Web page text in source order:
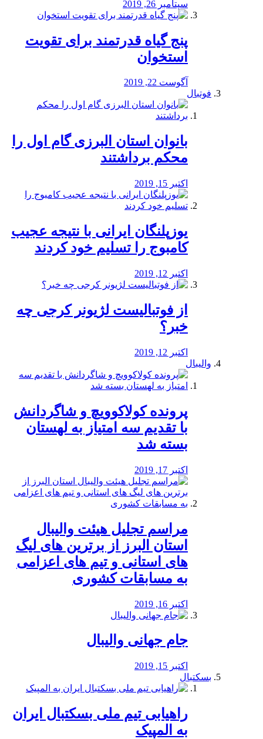
سپتامبر 26, 2019
پنج گیاه قدرتمند برای تقویت
استخوان
آگوست 22, 2019
فوتبال
بانوان استان البرزی گام اول را
محكم برداشتند
اکتبر 15, 2019
یوزپلنگان ایرانی با نتیجه عجیب
کامبوج را تسلیم خود کردند
اکتبر 12, 2019
از فوتبالیست لژیونر کرجی چه
خبر؟
اکتبر 12, 2019
والیبال
پرونده کولاکوویچ و شاگردانش
با تقدیم سه امتیاز به لهستان
بسته شد
اکتبر 17, 2019
مراسم تجلیل هیئت والیبال
استان البرز از برترین های لیگ
های استانی و تیم های اعزامی
به مسابقات کشوری
اکتبر 16, 2019
جام جهانی والیبال
اکتبر 15, 2019
بسکتبال
راهیابی تیم ملی بسکتبال ایران
به المپیک